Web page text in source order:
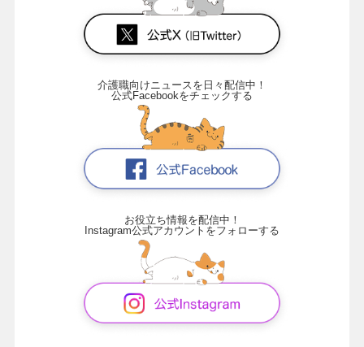
介護職向けニュースを日々配信中！
公式Facebookをチェックする
お役立ち情報を配信中！
Instagram公式アカウントをフォローする